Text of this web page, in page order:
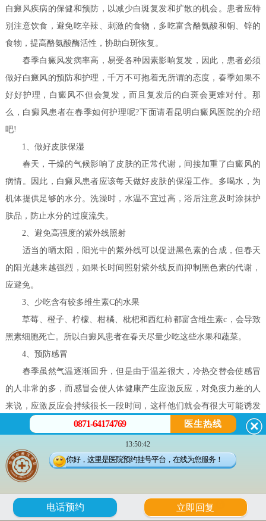
白癜风疾病的保健和预防，以减少白斑复发和扩散的机会。患者应特
别注意饮食，避免吃辛辣、刺激的食物，多吃富含酪氨酸和铜、锌的
食物，提高酪氨酸酶活性，协助白斑恢复。
春季白癜风发病率高，易受各种因素影响复发，因此，患者必须
做好白癜风的预防和护理，千万不可抱着无所谓的态度，春季如果不
好好护理，白癜风不但会复发，而且复发后的白斑会更难对付。那
么，白癜风患者在春季如何护理呢?下面请看昆明白癜风医院的介绍
吧!
1、做好皮肤保湿
春天，干燥的气候影响了皮肤的正常代谢，间接加重了白癜风的
病情。因此，白癜风患者应该每天做好皮肤的保湿工作。多喝水，为
机体提供足够的水分。洗澡时，水温不宜过高，浴后注意及时涂抹护
肤品，防止水分的过度流失。
2、避免高强度的紫外线照射
适当的晒太阳，阳光中的紫外线可以促进黑色素的合成，但春天
的阳光越来越强烈，如果长时间照射紫外线反而抑制黑色素的代谢，
应避免。
3、少吃含有较多维生素C的水果
草莓、橙子、柠檬、柑橘、枇杷和西红柿都富含维生素c，会导致
黑素细胞死亡。所以白癜风患者在春天尽量少吃这些水果和蔬菜。
4、预防感冒
春季虽然气温逐渐回升，但是由于温差很大，冷热交替会使感冒
的人非常的多，而感冒会使人体健康产生应激反应，对免疫力差的人
来说，应激反应会持续很长一段时间，这样他们就会有很大可能诱发
白癜风的发病，加重患者病情。
昆明白癜风皮肤病医院温馨提示：白癜风的治疗需要坚持不懈，
我们在治疗过程中应该有信心和耐心，以便尽快恢复健康。同时，我
们也应该多锻炼，多和人交流，帮助提高治疗效果!
身体出现白斑，不仅是皮肤问题，而且是身体综合问题，如身体
免疫力过低、营养等方面都可能影响病情。 所以白斑的恢复需要注意
0871-64174769 医生热线
13:50:42
你好，这里是医院预约挂号平台，在线为您服务！
电话预约 立即回复